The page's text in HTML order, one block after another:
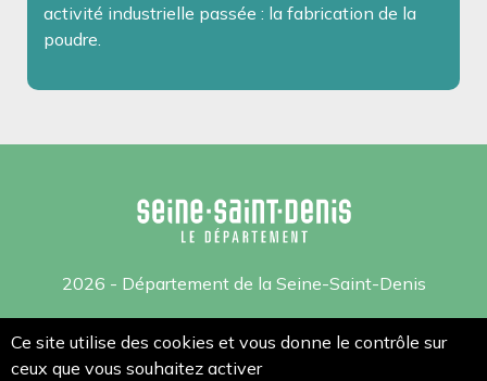
activité industrielle passée : la fabrication de la
poudre.
2026 - Département de la Seine-Saint-Denis
Mentions légales
Ce site utilise des cookies et vous donne le contrôle sur
ceux que vous souhaitez activer